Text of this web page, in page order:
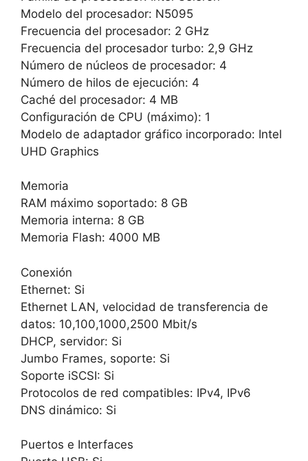
Modelo del procesador: N5095
Frecuencia del procesador: 2 GHz
Frecuencia del procesador turbo: 2,9 GHz
Número de núcleos de procesador: 4
Número de hilos de ejecución: 4
Caché del procesador: 4 MB
Configuración de CPU (máximo): 1
Modelo de adaptador gráfico incorporado: Intel
UHD Graphics
Memoria
RAM máximo soportado: 8 GB
Memoria interna: 8 GB
Memoria Flash: 4000 MB
Conexión
Ethernet: Si
Ethernet LAN, velocidad de transferencia de
datos: 10,100,1000,2500 Mbit/s
DHCP, servidor: Si
Jumbo Frames, soporte: Si
Soporte iSCSI: Si
Protocolos de red compatibles: IPv4, IPv6
DNS dinámico: Si
Puertos e Interfaces